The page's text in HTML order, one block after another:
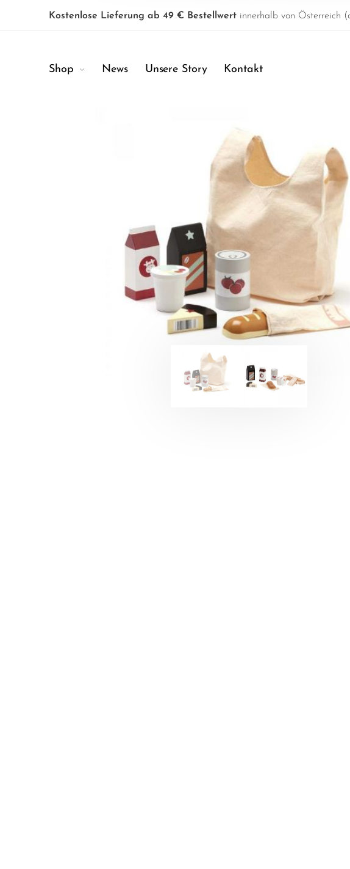
Kostenlose Lieferung ab 49 € Bestellwert innerhalb von Österreich
Shop News Unsere Story Kontakt